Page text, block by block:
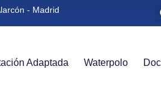
- Madrid
Adaptada Waterpolo